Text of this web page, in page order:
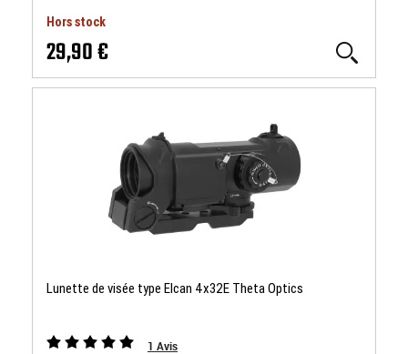
Hors stock
29,90 €
Lunette de visée type Elcan 4x32E Theta Optics
1 Avis